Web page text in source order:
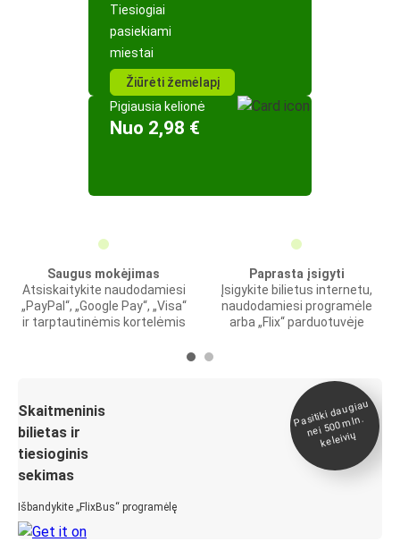
Tiesiogiai
pasiekiami
miestai
Žiūrėti žemėlapį
Pigiausia kelionė
Nuo 2,98 €
Saugus mokėjimas
Atsiskaitykite naudodamiesi
„PayPal“, „Google Pay“, „Visa“
ir tarptautinėmis kortelėmis
Paprasta įsigyti
Įsigykite bilietus internetu,
naudodamiesi programėle
arba „Flix“ parduotuvėje
Skaitmeninis
bilietas ir
tiesioginis
sekimas
Išbandykite „FlixBus“ programėlę
Pasitiki daugiau
nei 500
mln.
keleivių